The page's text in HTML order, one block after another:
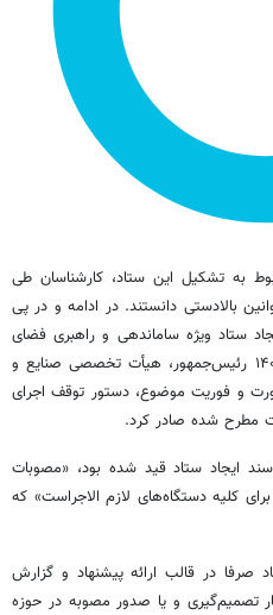
به تشکیل این ستاد،‌ کارشناسان طی
بالادستی دانستند. در ادامه و در پی
ستاد ویژه ساماندهی و راهبری فضای
مجازی کشور» مصوب ۲۲ اردیبهشت ۱۴۰۵ رئیس‌جمهور، هیأت تخصصی صنایع و
و فوریت موضوع، دستور توقف اجرای
مطرح شده صادر کرد.
پیشتر در بند 2 تبصره‌ها ذیل ماده 5 سند ایجاد ستاد قید شده بود، «مصوبات
کلیه دستگاه‌های لازم الاجراست» که
صرفا در قالب ارائه پیشنهاد و گزارش
تصمیم‌گیری و یا صدور مصوبه در حوزه